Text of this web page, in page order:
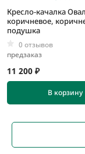
Кресло-качалка
коричневое,
подушка
0 отзывов
предзаказ
11 200 ₽
В корзину